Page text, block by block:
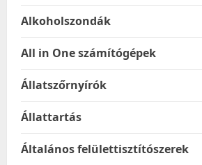
Alkoholszondák
All in One számítógépek
Állatszőrnyírók
Állattartás
Általános felülettisztítószerek